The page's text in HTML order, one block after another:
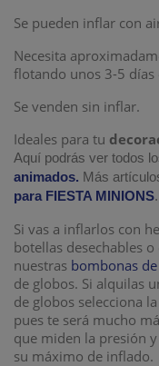
Se pueden inflar con
Necesita
flotando unos 3-5
Se venden sin inflar.
Ideales para tu
Aquí podrás ver todos
animados. Más
para FIESTA MINIONS.
Si vas a inflarlos con
botellas desechables
nuestras bombonas
de globos. Si alquilas
de globos selecciona la
pues te será mucho
que miden la presión
su máximo de inflado.